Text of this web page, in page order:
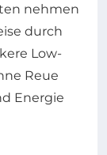
nehmen
durch
Low-
Reue
Energie